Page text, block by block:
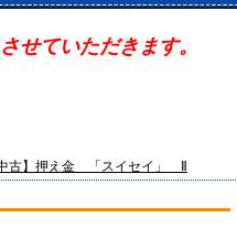
ていただきます。
中古】押え金 「スイセイ」 Ⅱ